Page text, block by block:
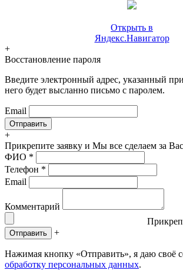
Открыть в
Яндекс.Навигатор
+
Восстановление пароля
Введите электронный адрес, указанный
него будет высланно письмо с паролем.
Email
+
Прикрепите заявку и Мы все сделаем за
ФИО *
Телефон *
Email
Комментарий
Отправить +
Нажимая кнопку «Отправить», я даю своё
обработку персональных данных.